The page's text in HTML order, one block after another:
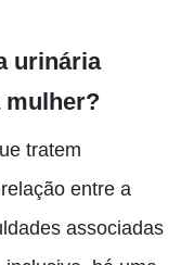
urinária
mulher?
tratem
entre a
associadas